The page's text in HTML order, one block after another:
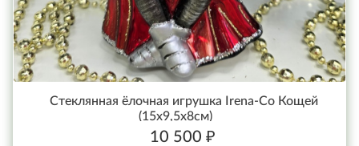
Стеклянная ёлочная игрушка Irena-Co Кощей
(15х9,5х8см)
10 500 ₽